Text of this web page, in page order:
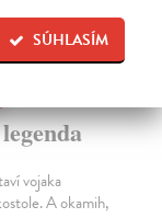
SÚHLASÍM
vojaka
A okamih,